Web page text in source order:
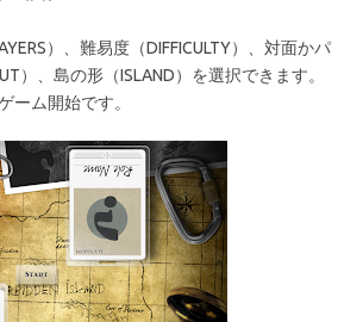
）、難易度（DIFFICULTY）、対面かパ
）、島の形（ISLAND）を選択できます。
ーム開始です。